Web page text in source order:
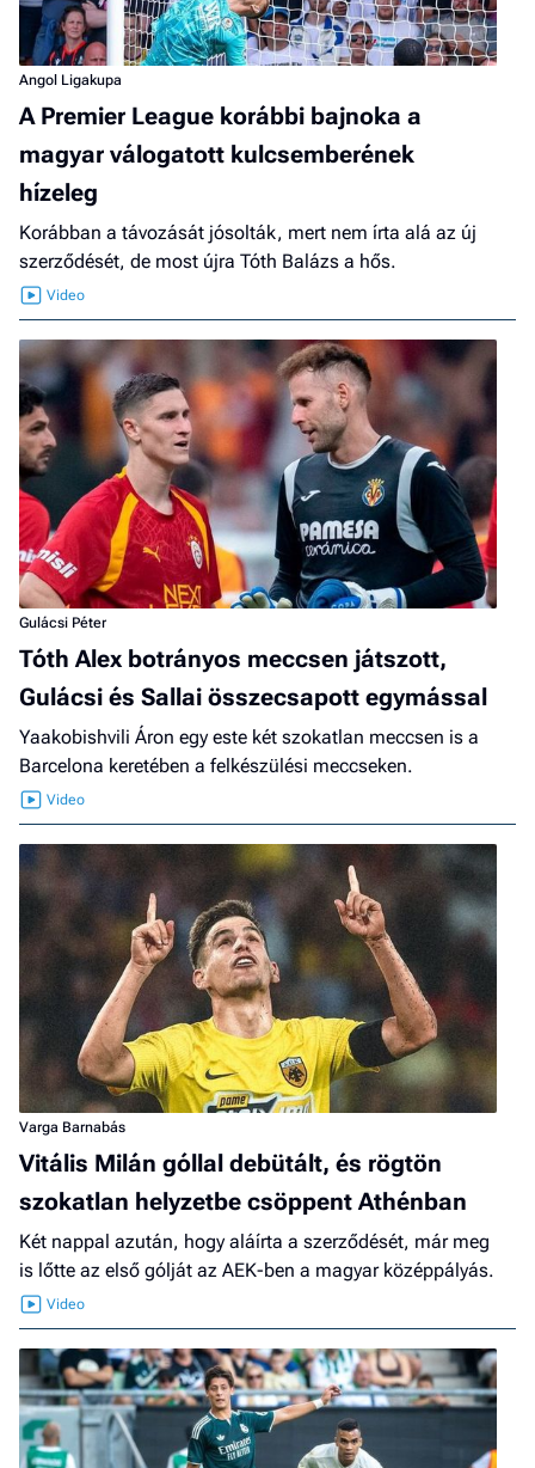
Angol Ligakupa
A Premier League korábbi bajnoka a
magyar válogatott kulcsemberének
hízeleg
Korábban a távozását jósolták, mert nem írta alá az új
szerződését, de most újra Tóth Balázs a hős.
Gulácsi Péter
Tóth Alex botrányos meccsen játszott,
Gulácsi és Sallai összecsapott egymással
Yaakobishvili Áron egy este két szokatlan meccsen is a
Barcelona keretében a felkészülési meccseken.
Varga Barnabás
Vitális Milán góllal debütált, és rögtön
szokatlan helyzetbe csöppent Athénban
Két nappal azután, hogy aláírta a szerződését, már meg
is lőtte az első gólját az AEK-ben a magyar középpályás.